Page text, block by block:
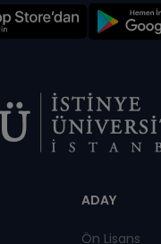
ADAY
Ön Lisans